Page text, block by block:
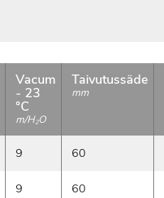
Vacum
- 23
°C
m/H2O
Taivutussäde
mm
9 60
9 60